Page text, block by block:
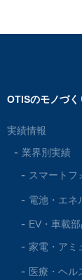
OTISのモノづく
実績情報
業界別実績
スマートフ
電池・ エネ
EV・車載部
家電・ アミ
医療・ ヘル